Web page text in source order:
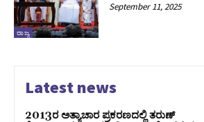
ರಾಜ್ಯ
September 11, 2025
Latest news
2013ರ ಅತ್ಯಾಚಾರ ಪ್ರಕರಣದಲ್ಲಿ ತರುಣ್